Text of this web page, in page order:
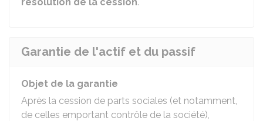
Garantie de l'actif et du passif
Objet de la garantie
Après la cession de parts sociales (et notamment,
de celles emportant contrôle de la société),